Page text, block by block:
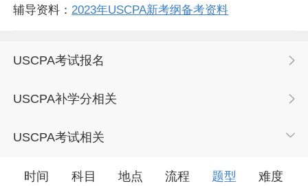
辅导资料： 2023年USCPA新考纲备考资料
USCPA考试报名
USCPA补学分相关
USCPA考试相关
时间 科目 地点 流程 题型 难度